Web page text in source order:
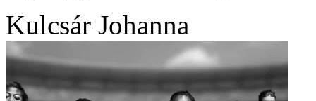
Kulcsár Johanna